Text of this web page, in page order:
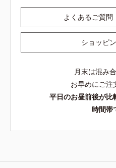
よくあるご質問
ショッピ
月末は混み
お早めにご注
平日のお昼前後が比
時間帯